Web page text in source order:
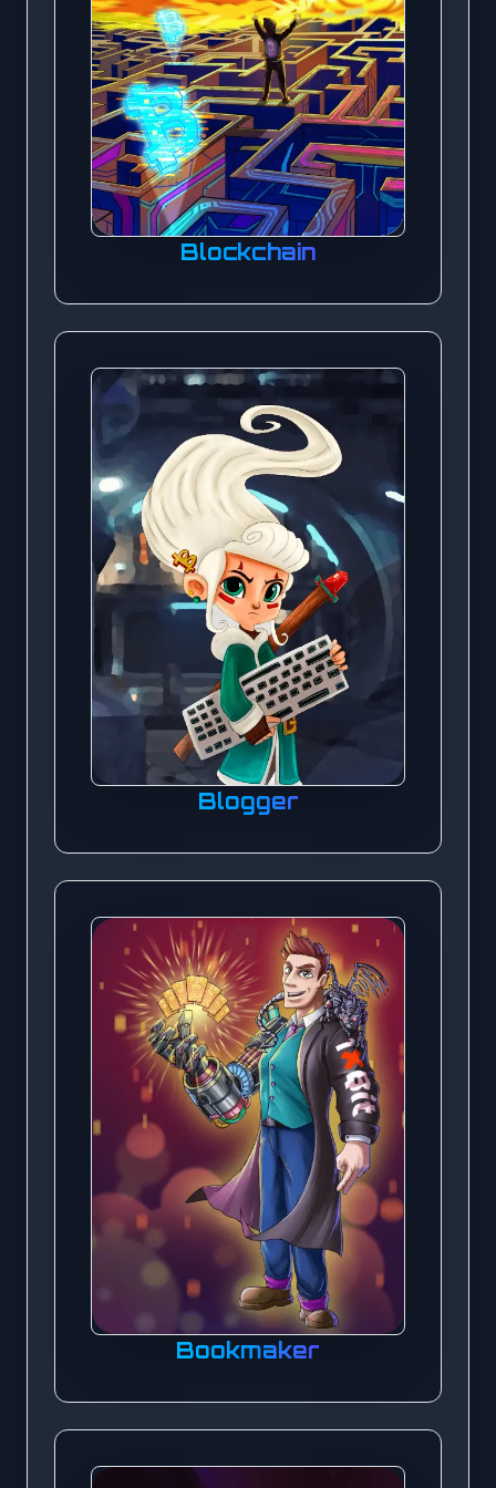
Blockchain
Blogger
Bookmaker